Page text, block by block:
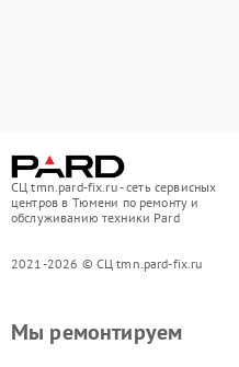
СЦ tmn.pard-fix.ru - сеть сервисных
центров в Тюмени по ремонту и
обслуживанию техники Pard
2021-2026 © СЦ tmn.pard-fix.ru
Мы ремонтируем